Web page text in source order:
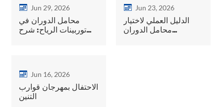
Jun 29, 2026
محامل الدوران في
توربينات الرياح: شرح
Jun 23, 2026
الدليل العملي لاختيار
محامل الدوران
Jun 16, 2026
الاحتفال بمهرجان قوارب
التنين